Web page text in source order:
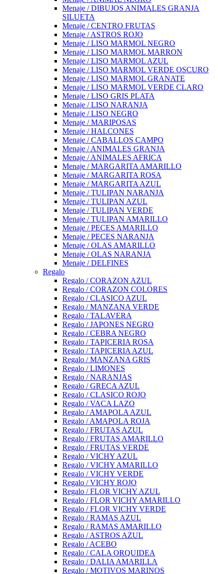
Menaje / DIBUJOS ANIMALES GRANJA
SILUETA
Menaje / CENTRO FRUTAS
Menaje / ASTROS ROJO
Menaje / LISO MARMOL NEGRO
Menaje / LISO MARMOL MARRON
Menaje / LISO MARMOL AZUL
Menaje / LISO MARMOL VERDE OSCURO
Menaje / LISO MARMOL GRANATE
Menaje / LISO MARMOL VERDE CLARO
Menaje / LISO GRIS PLATA
Menaje / LISO NARANJA
Menaje / LISO NEGRO
Menaje / MARIPOSAS
Menaje / HALCONES
Menaje / CABALLOS CAMPO
Menaje / ANIMALES GRANJA
Menaje / ANIMALES AFRICA
Menaje / MARGARITA AMARILLO
Menaje / MARGARITA ROSA
Menaje / MARGARITA AZUL
Menaje / TULIPAN NARANJA
Menaje / TULIPAN AZUL
Menaje / TULIPAN VERDE
Menaje / TULIPAN AMARILLO
Menaje / PECES AMARILLO
Menaje / PECES NARANJA
Menaje / OLAS AMARILLO
Menaje / OLAS NARANJA
Menaje / DELFINES
Regalo
Regalo / CORAZON AZUL
Regalo / CORAZON COLORES
Regalo / CLASICO AZUL
Regalo / MANZANA VERDE
Regalo / TALAVERA
Regalo / JAPONES NEGRO
Regalo / CEBRA NEGRO
Regalo / TAPICERIA ROSA
Regalo / TAPICERIA AZUL
Regalo / MANZANA GRIS
Regalo / LIMONES
Regalo / NARANJAS
Regalo / GRECA AZUL
Regalo / CLASICO ROJO
Regalo / VACA LAZO
Regalo / AMAPOLA AZUL
Regalo / AMAPOLA ROJA
Regalo / FRUTAS AZUL
Regalo / FRUTAS AMARILLO
Regalo / FRUTAS VERDE
Regalo / VICHY AZUL
Regalo / VICHY AMARILLO
Regalo / VICHY VERDE
Regalo / VICHY ROJO
Regalo / FLOR VICHY AZUL
Regalo / FLOR VICHY AMARILLO
Regalo / FLOR VICHY VERDE
Regalo / RAMAS AZUL
Regalo / RAMAS AMARILLO
Regalo / ASTROS AZUL
Regalo / ACEBO
Regalo / CALA ORQUIDEA
Regalo / DALIA AMARILLA
Regalo / MOTIVOS MARINOS